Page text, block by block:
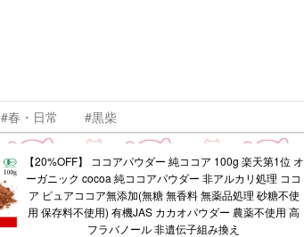
#春・日常 #黒柴
【20%OFF】 ココアパウダー 純ココア 100g 楽天第1位 オ
ーガニック cocoa 純ココアパウダー 非アルカリ処理 ココ
ア ピュアココア無添加(無糖 無香料 無薬品処理 砂糖不使
用 保存料不使用) 有機JAS カカオパウダー 農薬不使用 高
フラバノール 非遺伝子組み換え